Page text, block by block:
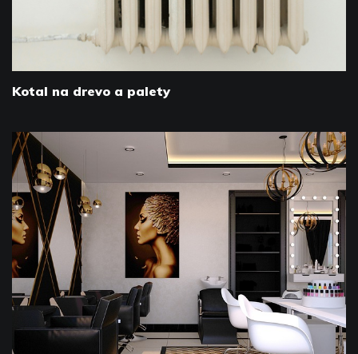
Kotal na drevo a palety